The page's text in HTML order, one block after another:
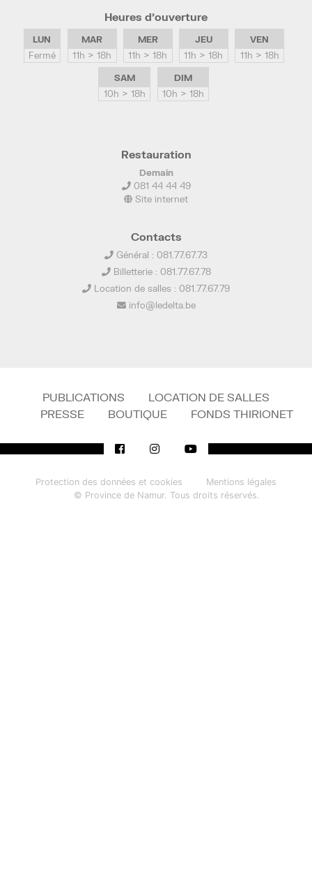
Heures d’ouverture
LUN
Fermé
MAR
11h > 18h
MER
11h > 18h
JEU
11h > 18h
VEN
11h > 18h
SAM
10h > 18h
DIM
10h > 18h
Restauration
Demain
081 44 44 49
Site internet
Contacts
Général : 081.77.67.73
Billetterie : 081.77.67.78
Location de salles : 081.77.67.79
info@ledelta.be
PUBLICATIONS
LOCATION DE SALLES
PRESSE
BOUTIQUE FONDS THIRIONET
Protection des données et cookies
Mentions légales
© Province de Namur. Tous droits réservés.